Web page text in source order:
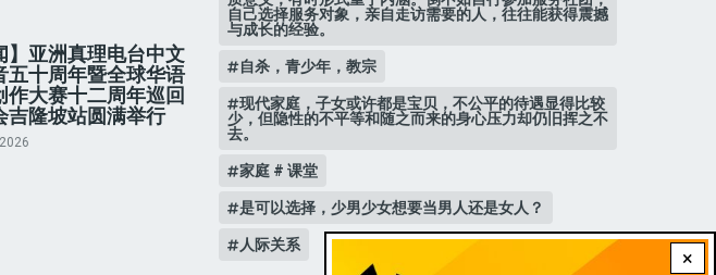
×
】亚洲真理电台中文
五十周年暨全球华语
作大赛十二周年巡回
吉隆坡站圆满举行
自己选择服务对象，亲自走访需要的人，往往能获得震撼
与成长的经验。
自杀，青少年，教宗
现代家庭，子女或许都是宝贝，不公平的待遇显得比较
少，但隐性的不平等和随之而来的身心压力却仍旧挥之不
去。
家庭 # 课堂
是可以选择，少男少女想要当男人还是女人？
人际关系